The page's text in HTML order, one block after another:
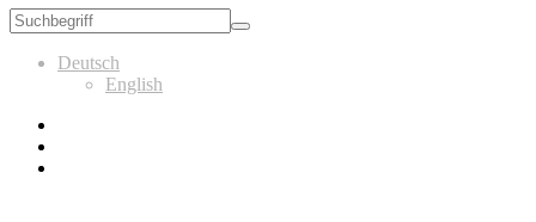
Deutsch
English